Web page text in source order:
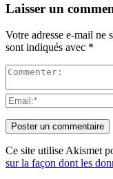
Laisser un
Votre adresse e-mail ne
sont indiqués avec *
Ce site utilise Akismet
sur la façon dont les